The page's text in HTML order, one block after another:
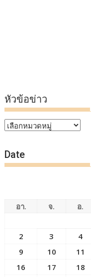
หัวข้อข่าว
หัวข้อ
Date
อา. จ. อ.
2
3 4
9
10 11
16
17 18